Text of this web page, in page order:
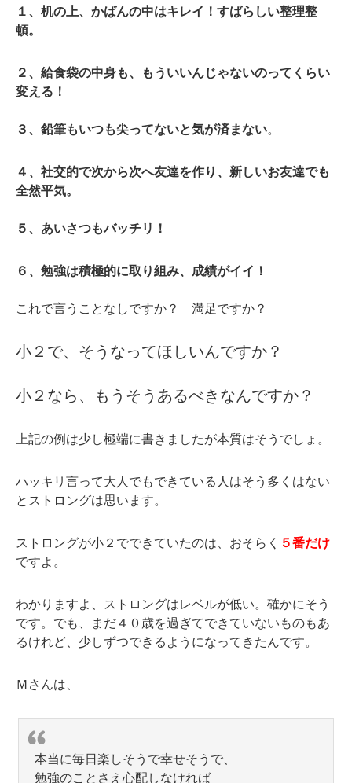
１、机の上、かばんの中はキレイ！すばらしい整理整
頓。
２、給食袋の中身も、もういいんじゃないのってくらい
変える！
３、鉛筆もいつも尖ってないと気が済まない。
４、社交的で次から次へ友達を作り、新しいお友達でも
全然平気。
５、あいさつもバッチリ！
６、勉強は積極的に取り組み、成績がイイ！
これで言うことなしですか？ 満足ですか？
小２で、そうなってほしいんですか？
小２なら、もうそうあるべきなんですか？
上記の例は少し極端に書きましたが本質はそうでしょ。
ハッキリ言って大人でもできている人はそう多くはない
とストロングは思います。
ストロングが小２でできていたのは、おそらく ５番だけ
ですよ。
わかりますよ、ストロングはレベルが低い。確かにそう
です。でも、まだ４０歳を過ぎてできていないものもあ
るけれど、少しずつできるようになってきたんです。
Ｍさんは、
本当に毎日楽しそうで幸せそうで、
勉強のことさえ心配しなければ